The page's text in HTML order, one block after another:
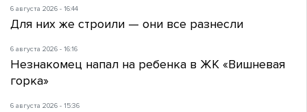
6 августа 2026 - 16:44
Для них же строили — они все разнесли
6 августа 2026 - 16:16
Незнакомец напал на ребенка в ЖК «Вишневая
горка»
6 августа 2026 - 15:36